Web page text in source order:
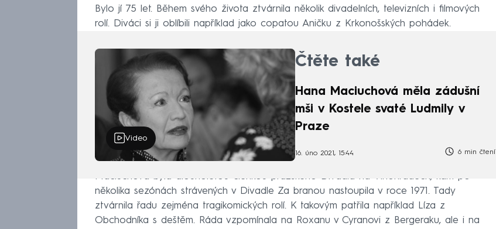
Bylo jí 75 let. Během svého života ztvárnila několik divadelních, televizních i filmových
rolí. Diváci si ji oblíbili například jako copatou Aničku z Krkonošských pohádek.
Video
Čtěte také
Hana Maciuchová měla zádušní
mši v Kostele svaté Ludmily v
Praze
16. úno 2021, 15:44 6 min čtení
Maciuchová byla dlouholetou členkou pražského Divadla na Vinohradech, kam po
několika sezónách strávených v Divadle Za branou nastoupila v roce 1971. Tady
ztvárnila řadu zejména tragikomických rolí. K takovým patřila například Líza z
Obchodníka s deštěm. Ráda vzpomínala na Roxanu v Cyranovi z Bergeraku, ale i na